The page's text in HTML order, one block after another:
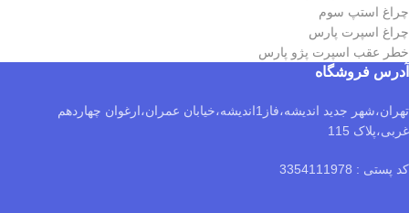
چراغ استپ سوم
چراغ اسپرت پارس
خطر عقب اسپرت پژو پارس
آدرس فروشگاه
تهران،شهر جدید اندیشه،فاز1اندیشه،خیابان عمران،ارغوان چهاردهم
غربی،پلاک 115
کد پستی : 3354111978